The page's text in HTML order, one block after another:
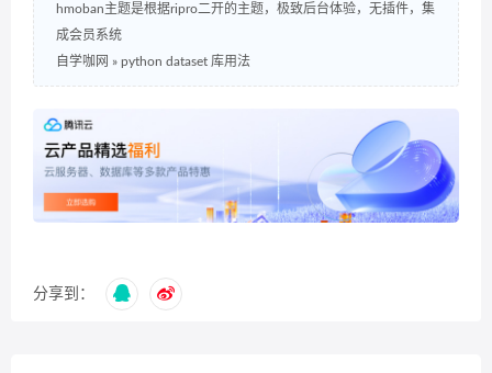
hmoban主题是根据ripro二开的主题，极致后台体验，无插件，集
成会员系统
自学咖网 » python dataset 库用法
分享到：